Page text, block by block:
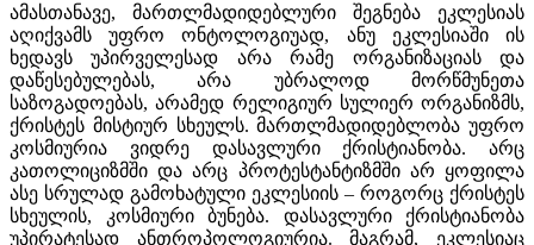
ამასთანავე, მართლმადიდებლური შეგნება ეკლესიას
აღიქვამს უფრო ონტოლოგიუად, ანუ ეკლესიაში ის
ხედავს უპირველესად არა რამე ორგანიზაციას და
დაწესებულებას, არა უბრალოდ მორწმუნეთა
საზოგადოებას, არამედ რელიგიურ სულიერ ორგანიზმს,
ქრისტეს მისტიურ სხეულს. მართლმადიდებლობა უფრო
კოსმიურია ვიდრე დასავლური ქრისტიანობა. არც
კათოლიციზმში და არც პროტესტანტიზმში არ ყოფილა
ასე სრულად გამოხატული ეკლესიის – როგორც ქრისტეს
სხეულის, კოსმიური ბუნება. დასავლური ქრისტიანობა
უპირატესად ანთროპოლოგიურია. მაგრამ, ეკლესიაც